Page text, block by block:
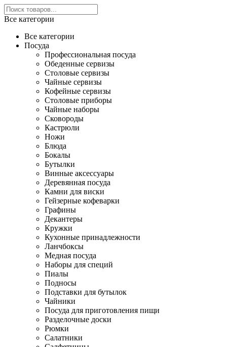
Все категории
Все категории
Посуда
Профессиональная посуда
Обеденные сервизы
Столовые сервизы
Чайные сервизы
Кофейные сервизы
Столовые приборы
Чайные наборы
Сковороды
Кастрюли
Ножи
Блюда
Бокалы
Бутылки
Винные аксессуары
Деревянная посуда
Камни для виски
Гейзерные кофеварки
Графины
Декантеры
Кружки
Кухонные принадлежности
Ланчбоксы
Медная посуда
Наборы для специй
Пиалы
Подносы
Подставки для бутылок
Чайники
Посуда для приготовления пищи
Разделочные доски
Рюмки
Салатники